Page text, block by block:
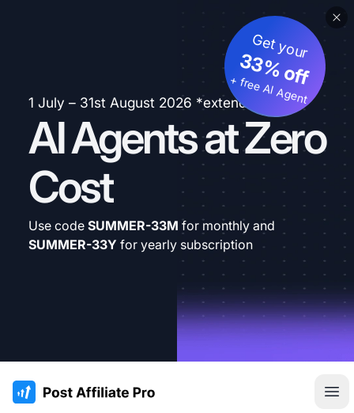
1 July – 31st August 2026 *extended
AI Agents at Zero
Cost
Get your
33% off
+ free AI Agent
Use code SUMMER-33M for monthly and
SUMMER-33Y for yearly subscription
:site.title